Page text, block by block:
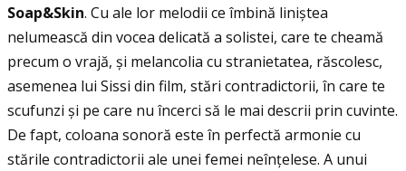
Soap&Skin. Cu ale lor melodii ce îmbină liniștea
nelumească din vocea delicată a solistei, care te cheamă
precum o vrajă, și melancolia cu stranietatea, răscolesc,
asemenea lui Sissi din film, stări contradictorii, în care te
scufunzi și pe care nu încerci să le mai descrii prin cuvinte.
De fapt, coloana sonoră este în perfectă armonie cu
stările contradictorii ale unei femei neînţelese. A unui